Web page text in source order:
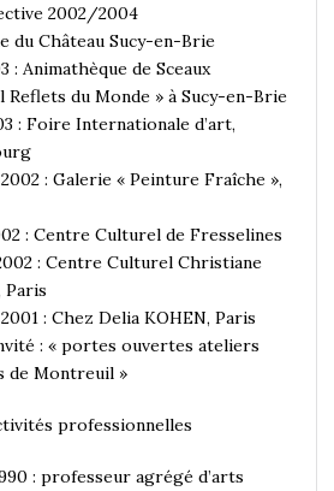
2002/2004
du Château Sucy-en-Brie
: Animathèque de Sceaux
Reflets du Monde » à Sucy-en-Brie
: Foire Internationale d’art,
: Galerie « Peinture Fraîche »,
: Centre Culturel de Fresselines
: Centre Culturel Christiane
Paris
: Chez Delia KOHEN, Paris
: « portes ouvertes ateliers
de Montreuil »
professionnelles
: professeur agrégé d’arts